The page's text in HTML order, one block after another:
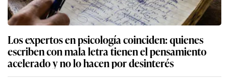
Los expertos en psicología coinciden: quienes
escriben con mala letra tienen el pensamiento
acelerado y no lo hacen por desinterés